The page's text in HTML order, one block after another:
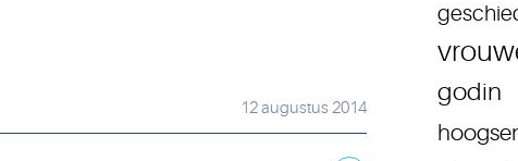
12 augustus 2014
godin